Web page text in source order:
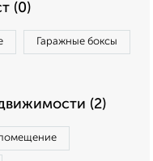
(0)
Гаражные боксы
(2)